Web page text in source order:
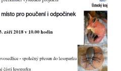
ZOO Hluboká